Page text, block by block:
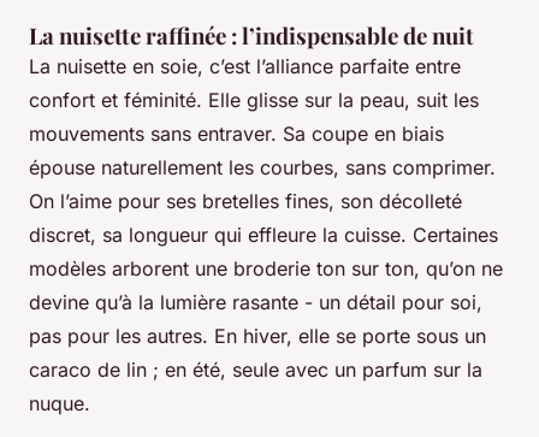
La nuisette raffinée : l’indispensable de nuit
La nuisette en soie, c’est l’alliance parfaite entre
confort et féminité. Elle glisse sur la peau, suit les
mouvements sans entraver. Sa coupe en biais
épouse naturellement les courbes, sans comprimer.
On l’aime pour ses bretelles fines, son décolleté
discret, sa longueur qui effleure la cuisse. Certaines
modèles arborent une broderie ton sur ton, qu’on ne
devine qu’à la lumière rasante - un détail pour soi,
pas pour les autres. En hiver, elle se porte sous un
caraco de lin ; en été, seule avec un parfum sur la
nuque.